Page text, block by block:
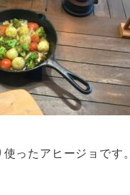
ったアヒージョです。